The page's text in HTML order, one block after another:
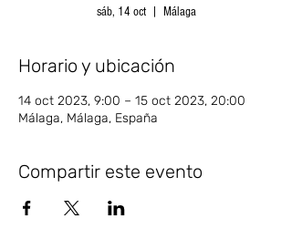
sáb, 14 oct
  |
Málaga
Horario y ubicación
14 oct 2023, 9:00 – 15 oct 2023, 20:00
Málaga, Málaga, España
Compartir este evento